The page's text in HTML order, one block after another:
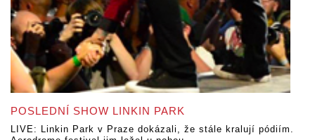
POSLEDNÍ SHOW LINKIN PARK
LIVE: Linkin Park v Praze dokázali, že stále kralují pódiím.